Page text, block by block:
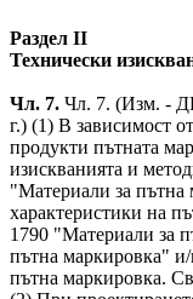
Раздел II
Технически
Чл. 7. Чл. 7. (Изм. -
г.) (1) В зависимост
продукти пътната
изискванията и
"Материали за пътна
характеристики на
1790 "Материали за
пътна маркировка"
пътна маркировка.